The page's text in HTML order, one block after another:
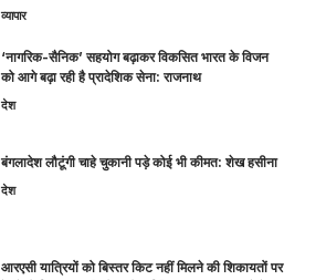
व्यापार
‘नागरिक-सैनिक’ सहयोग बढ़ाकर विकसित भारत के विजन
को आगे बढ़ा रही है प्रादेशिक सेना: राजनाथ
देश
बंगलादेश लौटूंगी चाहे चुकानी पड़े कोई भी कीमत: शेख हसीना
देश
आरएसी यात्रियों को बिस्तर किट नहीं मिलने की शिकायतों पर